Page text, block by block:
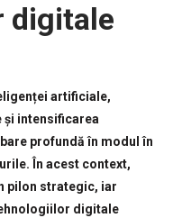
digitale
artificiale,
intensificarea
profundă în modul în
În acest context,
pilon strategic, iar
digitale